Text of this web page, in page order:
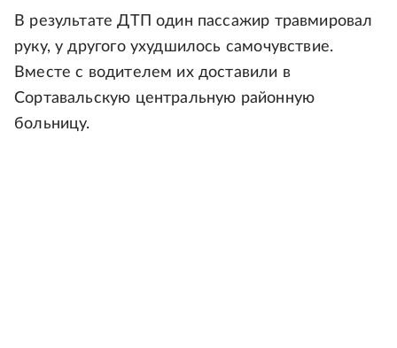
В результате ДТП один пассажир травмировал
руку, у другого ухудшилось самочувствие.
Вместе с водителем их доставили в
Сортавальскую центральную районную
больницу.